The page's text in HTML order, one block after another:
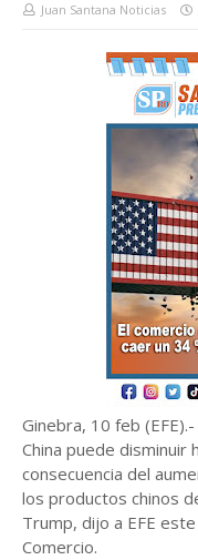
Juan Santana Noticias
Ginebra, 10 feb
China puede disminuir
consecuencia del
los productos chinos
Trump, dijo a EFE
Comercio.